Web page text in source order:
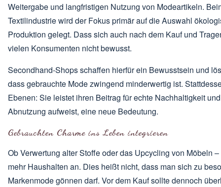
Weitergabe und langfristigen Nutzung von Modeartikeln.
Textilindustrie wird der Fokus primär auf die Auswahl
Produktion gelegt. Dass sich auch nach dem Kauf und
vielen Konsumenten nicht bewusst.
Secondhand-Shops schaffen hierfür ein Bewusstsein und
dass gebrauchte Mode zwingend minderwertig ist.
Ebenen: Sie leistet ihren Beitrag für echte Nachhaltigkeit
Abnutzung aufweist, eine neue Bedeutung.
Gebrauchten Charme ins Leben integrieren
Ob Verwertung alter Stoffe oderdas Upcycling von Möbeln –
mehr Haushalten an. Dies heißt nicht, dass man sich zu
Markenmode gönnen darf. Vor dem Kauf sollte dennoch